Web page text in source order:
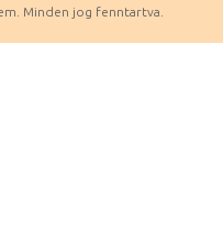
Minden jog fenntartva.